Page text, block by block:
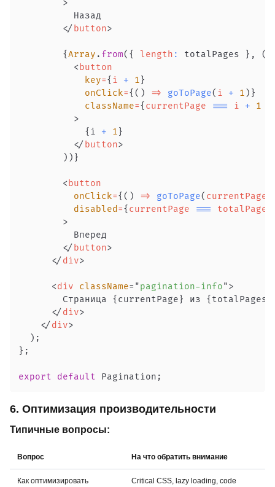
>
</ button>
{Array . from( { length : totalPages } , (
<button
key={ i + 1}
onClick={ ( ) => goToPage( i + 1 ) }
className={ currentPage === i + 1
>
{ i + 1}
</ button>
) ) }
<button
onClick={ ( ) => goToPage( currentPage
disabled ={ currentPage === totalPages
>
</ button>
</div>
<div className= "pagination-info">
        Страница
{ currentPage} из { totalPages
</div>
</div>
) ;
} ;
export default Pagination ;
6. Оптимизация производительности
Типичные вопросы:
Вопрос На что обратить внимание
Как оптимизировать Critical CSS, lazy loading, code